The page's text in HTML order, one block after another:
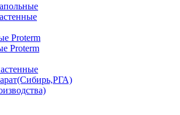
Proterm
Proterm